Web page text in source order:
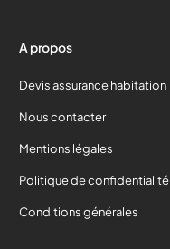
A propos
Devis assurance habitation
Nous contacter
Mentions légales
Politique de confidentialité
Conditions générales